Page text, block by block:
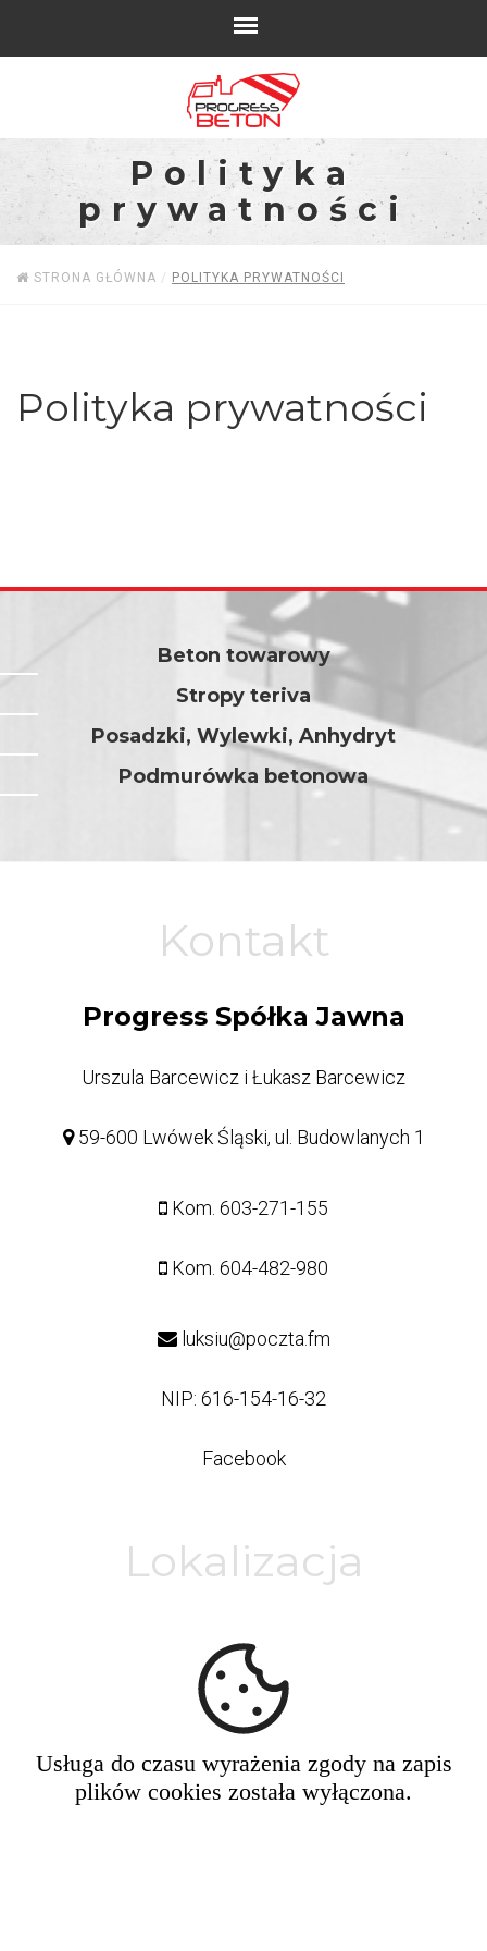
Polityka
prywatności
STRONA GŁÓWNA / POLITYKA PRYWATNOŚCI
Polityka prywatności
Beton towarowy
Stropy teriva
Posadzki, Wylewki, Anhydryt
Podmurówka betonowa
Kontakt
Progress Spółka Jawna
Urszula Barcewicz i Łukasz Barcewicz
59-600 Lwówek Śląski, ul. Budowlanych 1
Kom. 603-271-155
Kom. 604-482-980
luksiu@poczta.fm
NIP: 616-154-16-32
Facebook
Lokalizacja